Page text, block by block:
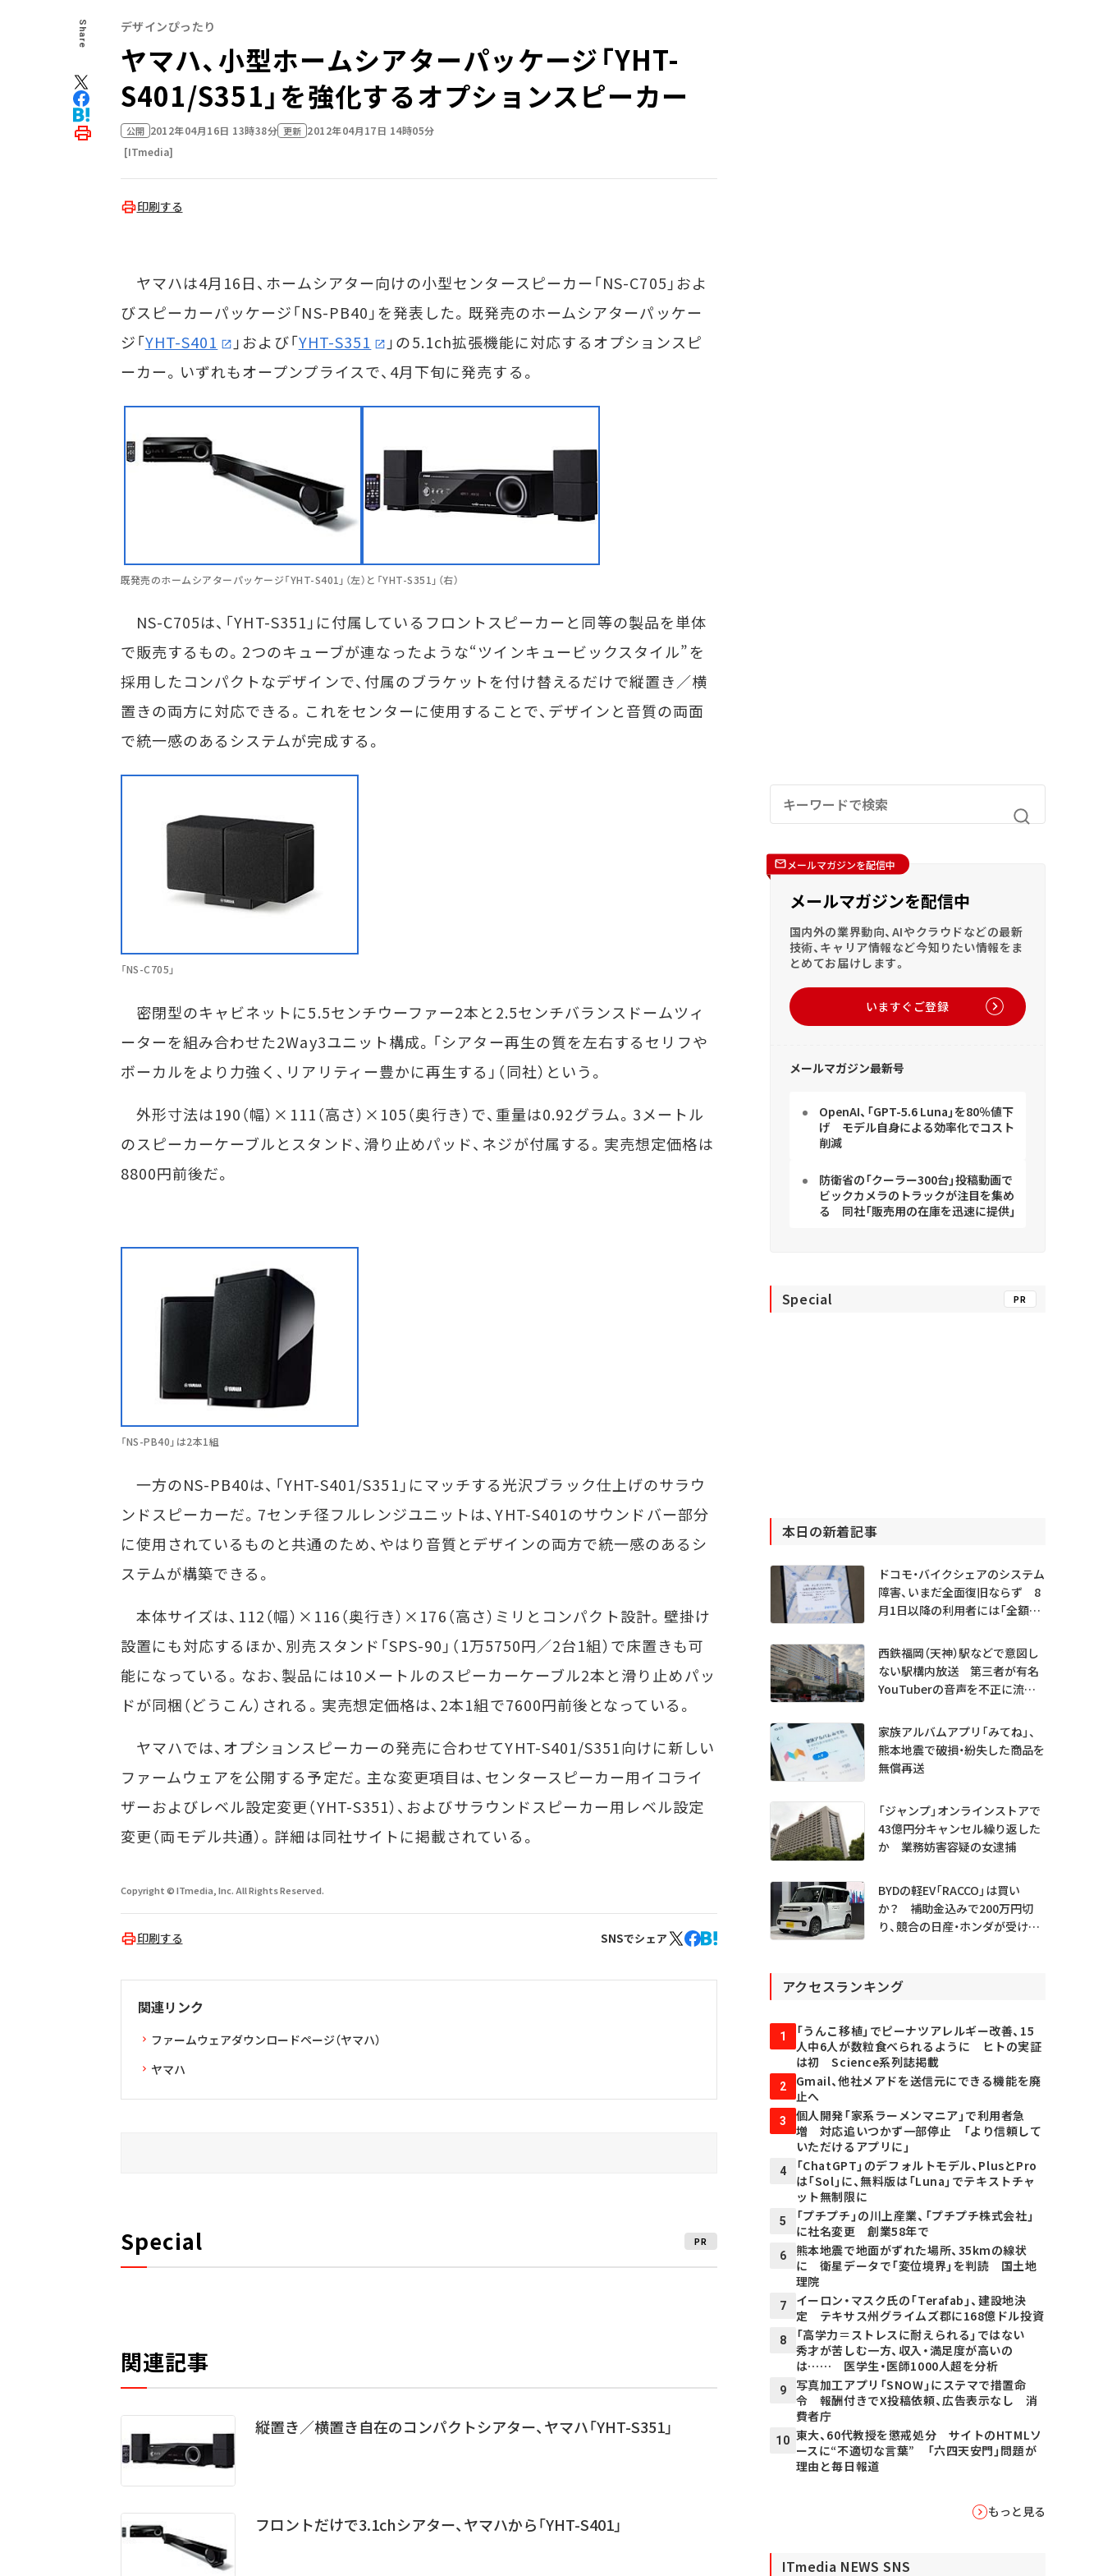
Share デザインぴったり
ヤマハ、小型ホームシアターパッケージ「YHT-
S401/S351」を強化するオプションスピーカー
公開 2012年04月16日 13時38分 更新 2012年04月17日 14時05分
[ITmedia]
印刷する
ヤマハは4月16日、ホームシアター向けの小型センタースピーカー「NS-C705」およ
びスピーカーパッケージ「NS-PB40」を発表した。既発売のホームシアターパッケー
ジ「YHT-S401 」および「YHT-S351
」の5.1ch拡張機能に対応するオプションスピ
ーカー。いずれもオープンプライスで、4月下旬に発売する。
既発売のホームシアターパッケージ「YHT-S401」（左）と「YHT-S351」（右）
NS-C705は、「YHT-S351」に付属しているフロントスピーカーと同等の製品を単体
で販売するもの。2つのキューブが連なったような“ツインキュービックスタイル”を
採用したコンパクトなデザインで、付属のブラケットを付け替えるだけで縦置き／横
置きの両方に対応できる。これをセンターに使用することで、デザインと音質の両面
で統一感のあるシステムが完成する。
「NS-C705」
密閉型のキャビネットに5.5センチウーファー2本と2.5センチバランスドームツィ
ーターを組み合わせた2Way3ユニット構成。「シアター再生の質を左右するセリフや
ボーカルをより力強く、リアリティー豊かに再生する」（同社）という。
外形寸法は190（幅）×111（高さ）×105（奥行き）で、重量は0.92グラム。3メートル
のスピーカーケーブルとスタンド、滑り止めパッド、ネジが付属する。実売想定価格は
8800円前後だ。
「NS-PB40」は2本1組
一方のNS-PB40は、「YHT-S401/S351」にマッチする光沢ブラック仕上げのサラウ
ンドスピーカーだ。7センチ径フルレンジユニットは、YHT-S401のサウンドバー部分
に使用されているものと共通のため、やはり音質とデザインの両方で統一感のあるシ
ステムが構築できる。
本体サイズは、112（幅）×116（奥行き）×176（高さ）ミリとコンパクト設計。壁掛け
設置にも対応するほか、別売スタンド「SPS-90」（1万5750円／2台1組）で床置きも可
能になっている。なお、製品には10メートルのスピーカーケーブル2本と滑り止めパッ
ドが同梱（どうこん）される。実売想定価格は、2本1組で7600円前後となっている。
ヤマハでは、オプションスピーカーの発売に合わせてYHT-S401/S351向けに新しい
ファームウェアを公開する予定だ。主な変更項目は、センタースピーカー用イコライ
ザーおよびレベル設定変更（YHT-S351）、およびサラウンドスピーカー用レベル設定
変更（両モデル共通）。詳細は同社サイトに掲載されている。
Copyright © ITmedia, Inc. All Rights Reserved.
印刷する SNSでシェア
関連リンク
ファームウェアダウンロードページ（ヤマハ）
ヤマハ
Special PR
関連記事
縦置き／横置き自在のコンパクトシアター、ヤマハ「YHT-S351」
フロントだけで3.1chシアター、ヤマハから「YHT-S401」
メールマガジンを配信中
メールマガジンを配信中
国内外の業界動向、AIやクラウドなどの最新
技術、キャリア情報など今知りたい情報をま
とめてお届けします。
いますぐご登録
メールマガジン最新号
OpenAI、「GPT-5.6 Luna」を80％値下
げ モデル自身による効率化でコスト
削減
防衛省の「クーラー300台」投稿動画で
ビックカメラのトラックが注目を集め
る 同社「販売用の在庫を迅速に提供」
Special PR
本日の新着記事
ドコモ・バイクシェアのシステム
障害、いまだ全面復旧ならず 8
月1日以降の利用者には「全額返
西鉄福岡（天神）駅などで意図し
ない駅構内放送 第三者が有名
YouTuberの音声を不正に流し
家族アルバムアプリ「みてね」、
熊本地震で破損・紛失した商品を
無償再送
「ジャンプ」オンラインストアで
43億円分キャンセル繰り返した
か 業務妨害容疑の女逮捕
BYDの軽EV「RACCO」は買い
か？ 補助金込みで200万円切
り、競合の日産・ホンダが受ける
アクセスランキング
1
「うんこ移植」でピーナツアレルギー改善、15
人中6人が数粒食べられるように ヒトの実証
は初 Science系列誌掲載
2
Gmail、他社メアドを送信元にできる機能を廃
止へ
3
個人開発「家系ラーメンマニア」で利用者急
増 対応追いつかず一部停止 「より信頼して
いただけるアプリに」
4
「ChatGPT」のデフォルトモデル、PlusとPro
は「Sol」に、無料版は「Luna」でテキストチャ
ット無制限に
5
「プチプチ」の川上産業、「プチプチ株式会社」
に社名変更 創業58年で
6
熊本地震で地面がずれた場所、35kmの線状
に 衛星データで「変位境界」を判読 国土地
理院
7
イーロン・マスク氏の「Terafab」、建設地決
定 テキサス州グライムズ郡に168億ドル投資
8
「高学力＝ストレスに耐えられる」ではない
秀才が苦しむ一方、収入・満足度が高いの
は…… 医学生・医師1000人超を分析
9
写真加工アプリ「SNOW」にステマで措置命
令 報酬付きでX投稿依頼、広告表示なし 消
費者庁
10 東大、60代教授を懲戒処分 サイトのHTMLソ
ースに“不適切な言葉” 「六四天安門」問題が
理由と毎日報道
もっと見る
ITmedia NEWS SNS